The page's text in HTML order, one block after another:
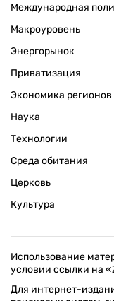
Международная
Макроуровень
Энергорынок
Приватизация
Экономика регионов
Наука
Технологии
Среда обитания
Церковь
Культура
Использование
условии ссылки на
Для интернет-